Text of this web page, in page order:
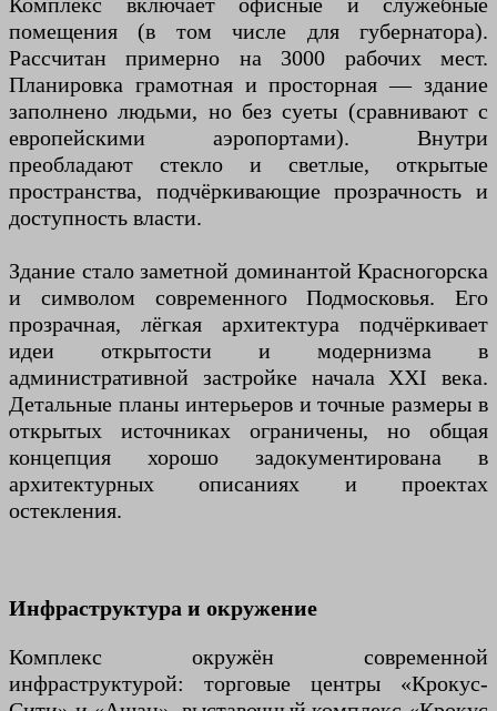
помещения (в том числе для губернатора).
Рассчитан примерно на 3000 рабочих мест.
Планировка грамотная и просторная — здание
заполнено людьми, но без суеты (сравнивают с
европейскими аэропортами). Внутри
преобладают стекло и светлые, открытые
пространства, подчёркивающие прозрачность и
доступность власти.
Здание стало заметной доминантой Красногорска
и символом современного Подмосковья. Его
прозрачная, лёгкая архитектура подчёркивает
идеи открытости и модернизма в
административной застройке начала XXI века.
Детальные планы интерьеров и точные размеры в
открытых источниках ограничены, но общая
концепция хорошо задокументирована в
архитектурных описаниях и проектах
остекления.
Инфраструктура и окружение
Комплекс окружён современной
инфраструктурой: торговые центры «Крокус-